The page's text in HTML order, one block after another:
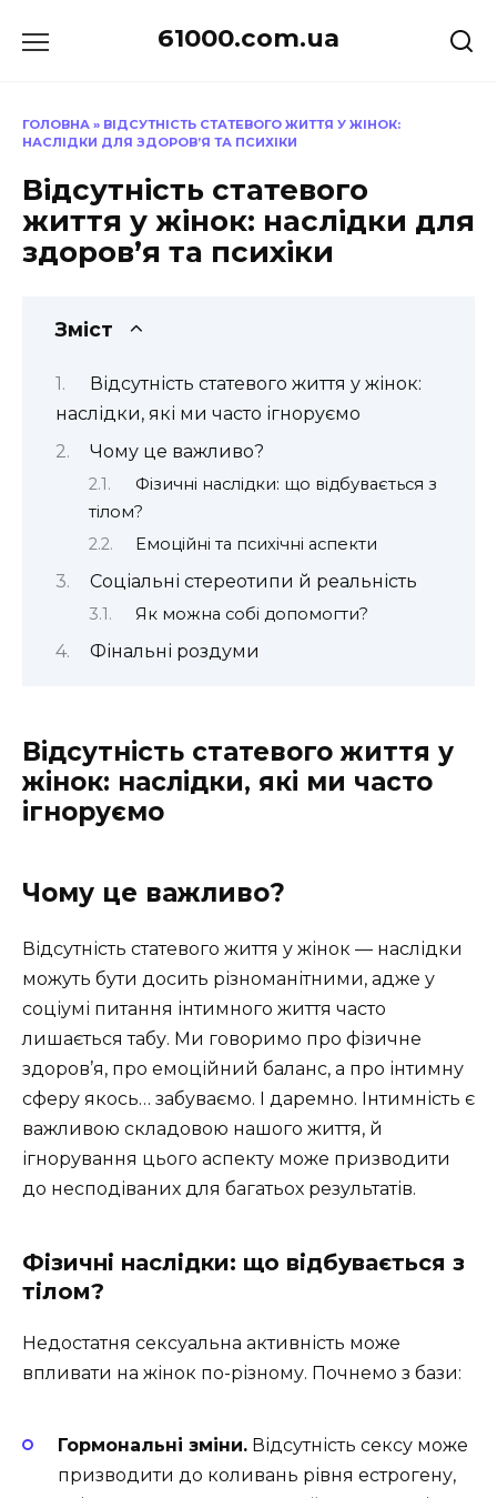
до
61000.com.ua
ГОЛОВНА » ВІДСУТНІСТЬ СТАТЕВОГО ЖИТТЯ У ЖІНОК:
НАСЛІДКИ ДЛЯ ЗДОРОВ’Я ТА ПСИХІКИ
Відсутність статевого
життя у жінок: наслідки для
здоров’я та психіки
Зміст
Відсутність статевого життя у жінок:
наслідки, які ми часто ігноруємо
Чому це важливо?
Фізичні наслідки: що відбувається з
тілом?
Емоційні та психічні аспекти
Соціальні стереотипи й реальність
Як можна собі допомогти?
Фінальні роздуми
Відсутність статевого життя у
жінок: наслідки, які ми часто
ігноруємо
Чому це важливо?
Відсутність статевого життя у жінок — наслідки
можуть бути досить різноманітними, адже у
соціумі питання інтимного життя часто
лишається табу. Ми говоримо про фізичне
здоров’я, про емоційний баланс, а про інтимну
сферу якось… забуваємо. І даремно. Інтимність є
важливою складовою нашого життя, й
ігнорування цього аспекту може призводити
до несподіваних для багатьох результатів.
Фізичні наслідки: що відбувається з
тілом?
Недостатня сексуальна активність може
впливати на жінок по-різному. Почнемо з бази:
Гормональні зміни. Відсутність сексу може
призводити до коливань рівня естрогену,